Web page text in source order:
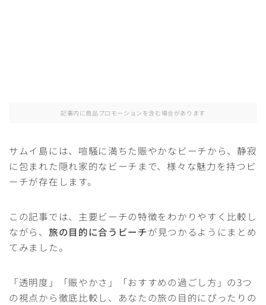
記事内に商品プロモーションを含む場合があります
サムイ島には、喧騒に満ちた賑やかなビーチから、静寂
に包まれた隠れ家的なビーチまで、様々な魅力を持つビ
ーチが存在します。
この記事では、主要ビーチの特徴をわかりやすく比較し
ながら、 旅の目的に合うビーチが見つかるようにまとめ
てみました。
「透明度」「賑やかさ」「おすすめの過ごし方」の3つ
の視点から徹底比較し、あなたの旅の目的にぴったりの